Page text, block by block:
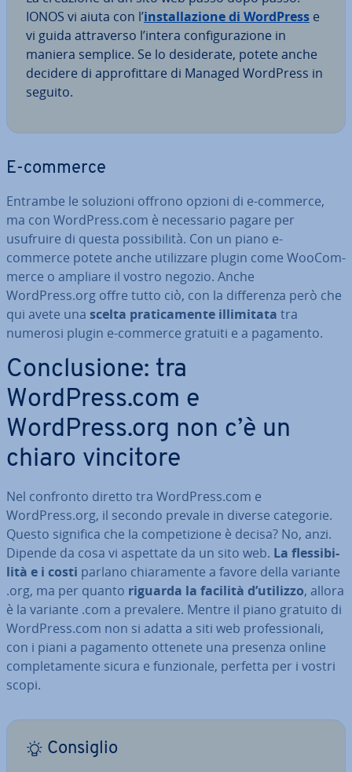
IONOS vi aiuta con l’in­stal­la­zio­ne di WordPress e
vi guida at­tra­ver­so l’intera con­fi­gu­ra­zio­ne in
maniera semplice. Se lo de­si­de­ra­te, potete anche
decidere di ap­pro­fit­ta­re di Managed WordPress in
seguito.
E-commerce
Entrambe le soluzioni offrono opzioni di e-commerce,
ma con WordPress.com è ne­ces­sa­rio pagare per
usufruire di questa pos­si­bi­li­tà. Con un piano e-
commerce potete anche uti­liz­za­re plugin come Woo­Com­
mer­ce o ampliare il vostro negozio. Anche
WordPress.org offre tutto ciò, con la dif­fe­ren­za però che
qui avete una scelta pra­ti­ca­men­te il­li­mi­ta­ta tra
numerosi plugin e-commerce gratuiti e a pagamento.
Con­clu­sio­ne: tra
WordPress.com e
WordPress.org non c’è un
chiaro vincitore
Nel confronto diretto tra WordPress.com e
WordPress.org, il secondo prevale in diverse categorie.
Questo significa che la com­pe­ti­zio­ne è decisa? No, anzi.
Dipende da cosa vi aspettate da un sito web. La fles­si­bi­
li­tà e i costi parlano chia­ra­men­te a favore della variante
.org, ma per quanto riguarda la facilità d’utilizzo, allora
è la variante .com a prevalere. Mentre il piano gratuito di
WordPress.com non si adatta a siti web pro­fes­sio­na­li,
con i piani a pagamento ottenete una presenza online
com­ple­ta­men­te sicura e fun­zio­na­le, perfetta per i vostri
scopi.
Consiglio